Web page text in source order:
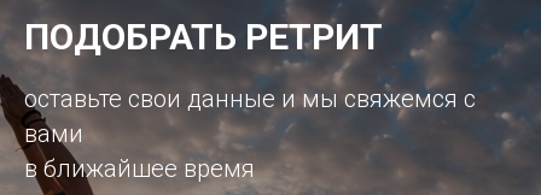
ПОДОБРАТЬ РЕТРИТ
оставьте свои данные и мы свяжемся с
вами
в ближайшее время